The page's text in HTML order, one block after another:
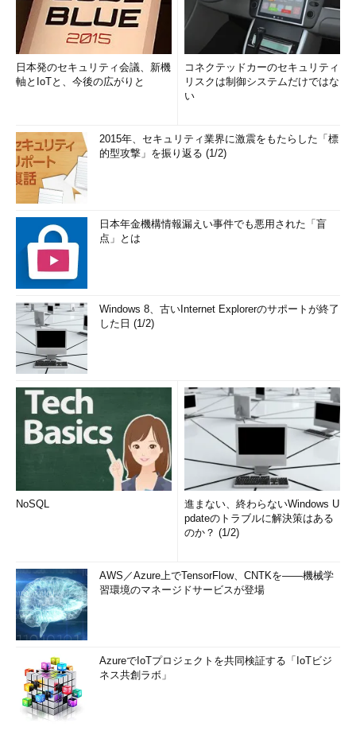
日本発のセキュリティ会議、新機
軸とIoTと、今後の広がりと
コネクテッドカーのセキュリティ
リスクは制御システムだけではな
い
2015年、セキュリティ業界に激震をもたらした「標
的型攻撃」を振り返る (1/2)
日本年金機構情報漏えい事件でも悪用された「盲
点」とは
Windows 8、古いInternet Explorerのサポートが終了
した日 (1/2)
NoSQL
進まない、終わらないWindows U
pdateのトラブルに解決策はある
のか？ (1/2)
AWS／Azure上でTensorFlow、CNTKを――機械学
習環境のマネージドサービスが登場
AzureでIoTプロジェクトを共同検証する「IoTビジ
ネス共創ラボ」